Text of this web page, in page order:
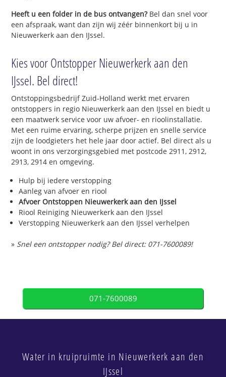
Heeft u een folder in de bus ontvangen?Bel dan snel voor
een afspraak, want dan zijn wij zéér binnenkort bij u in
Nieuwerkerk aan den IJssel.
Kies voor Ontstopper Nieuwerkerk aan den
IJssel. Bel direct!
Ontstoppingsbedrijf Zuid-Holland werkt met ervaren
ontstoppers in regio Nieuwerkerk aan den IJssel en biedt u
een maatwerk service voor uw afvoer- en rioolinstallatie.
Met een ruime ervaring, scherpe prijzen en snelle service
zijn de loodgieters het hele jaar door actief. Bel direct als u
woont in ons verzorgingsgebied met postcode 2911, 2912,
2913, 2914 en omgeving.
Hulp bij iedere verstopping
Aanleg van afvoer en riool
Afvoer Ontstoppen Nieuwerkerk aan den IJssel
Riool Reiniging Nieuwerkerk aan den IJssel
Verstopping Nieuwerkerk aan den IJssel verhelpen
» Snel een ontstopper nodig? Bel direct: 071-7600089!
071-7600089
Water in kruipruimte in Nieuwerkerk aan den
IJssel